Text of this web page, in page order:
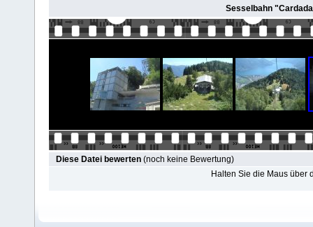
Sesselbahn
Diese Datei bewerten (noch keine Bewertung)
Halten Sie die Maus über